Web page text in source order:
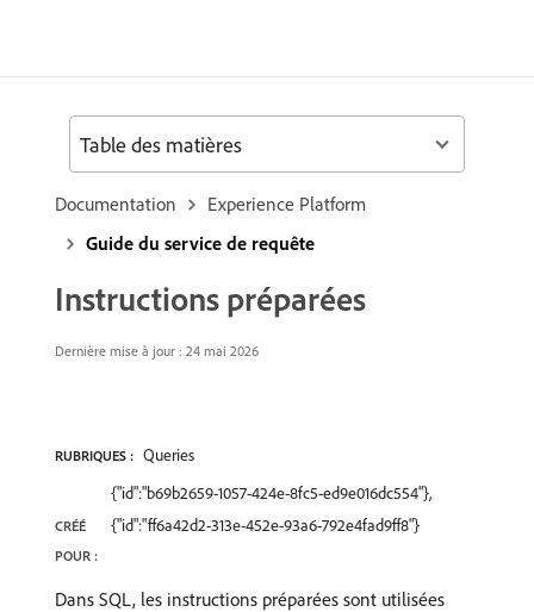
Documentation
Experience Platform
Guide du service de requête
Instructions préparées
Dernière mise à jour : 24 mai 2026
RUBRIQUES : Queries
CRÉÉ
POUR :
{"id":"b69b2659-1057-424e-8fc5-ed9e016dc554"},
{"id":"ff6a42d2-313e-452e-93a6-792e4fad9ff8"}
Dans SQL, les instructions préparées sont utilisées
Table des matières